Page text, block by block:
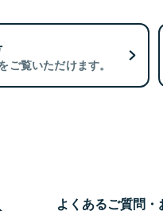
ご覧いただけます。
よくあるご質問